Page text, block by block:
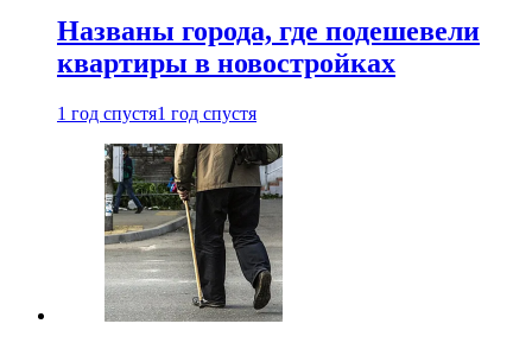
Названы города, где подешевели
квартиры в новостройках
1 год спустя1 год спустя